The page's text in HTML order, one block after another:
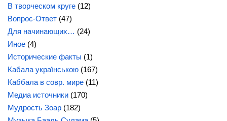
В творческом круге (12)
Вопрос-Ответ (47)
Для начинающих… (24)
Иное (4)
Исторические факты (1)
Кабала українською (167)
Каббала в совр. мире (11)
Медиа источники (170)
Мудрость Зоар (182)